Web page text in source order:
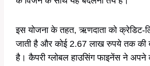
इस योजना के तहत, ऋणदाता को क्रेडिट-
जाती है और कोई 2.67 लाख रुपये तक
है। कैपरी ग्लोबल हाउसिंग फाइनेंस ने अपने